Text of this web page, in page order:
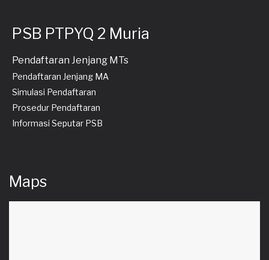
PSB PTPYQ 2 Muria
Pendaftaran Jenjang MTs
Pendaftaran Jenjang MA
Simulasi Pendaftaran
Prosedur Pendaftaran
Informasi Seputar PSB
Maps